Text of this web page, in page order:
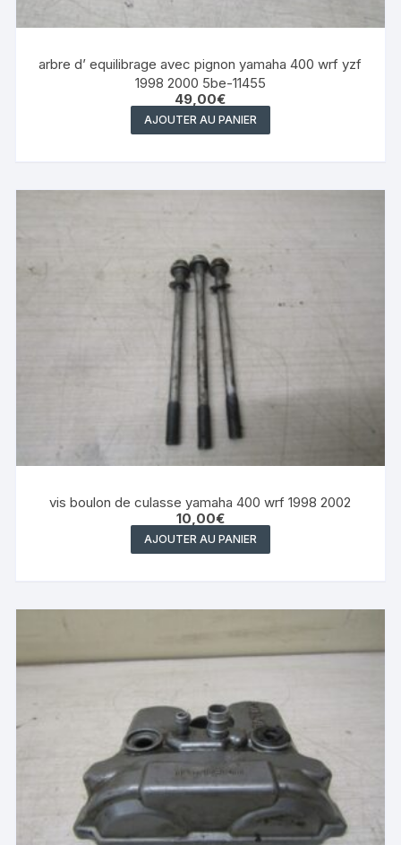
arbre d’ equilibrage avec pignon yamaha 400 wrf yzf
1998 2000 5be-11455
49,00€
AJOUTER AU PANIER
vis boulon de culasse yamaha 400 wrf 1998 2002
10,00€
AJOUTER AU PANIER